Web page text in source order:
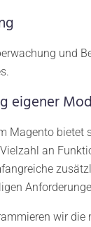
und
eigener
Magento bietet
an
wir die